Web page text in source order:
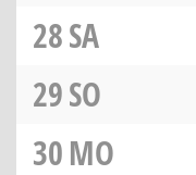
28SA
29SO
30MO